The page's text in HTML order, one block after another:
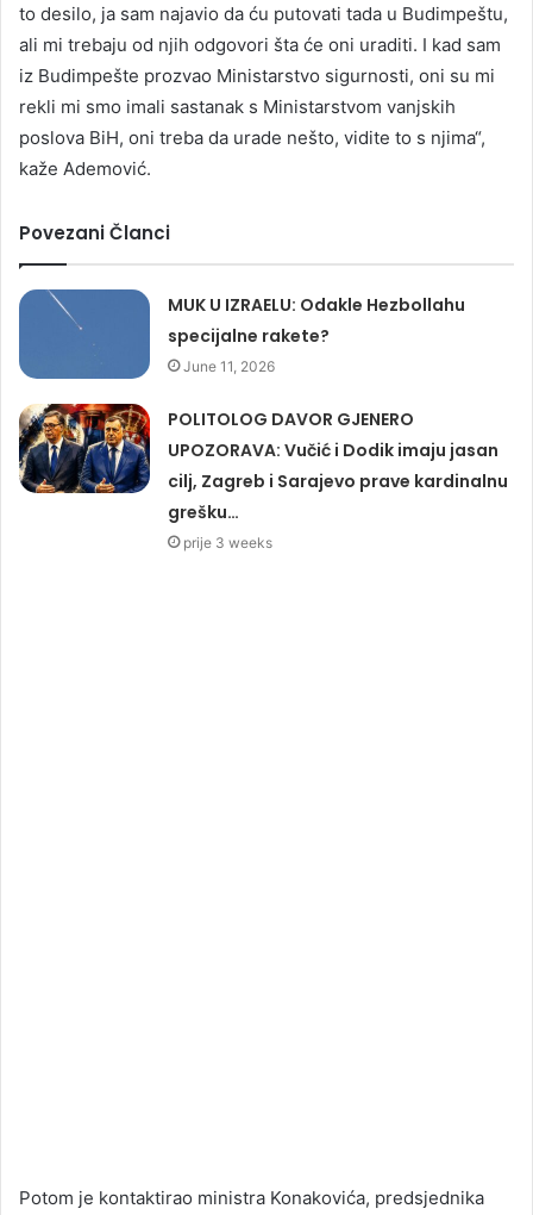
to desilo, ja sam najavio da ću putovati tada u Budimpeštu,
ali mi trebaju od njih odgovori šta će oni uraditi. I kad sam
iz Budimpešte prozvao Ministarstvo sigurnosti, oni su mi
rekli mi smo imali sastanak s Ministarstvom vanjskih
poslova BiH, oni treba da urade nešto, vidite to s njima“,
kaže Ademović.
Povezani Članci
MUK U IZRAELU: Odakle Hezbollahu
specijalne rakete?
June 11, 2026
POLITOLOG DAVOR GJENERO
UPOZORAVA: Vučić i Dodik imaju jasan
cilj, Zagreb i Sarajevo prave kardinalnu
grešku…
prije 3 weeks
Potom je kontaktirao ministra Konakovića, predsjednika